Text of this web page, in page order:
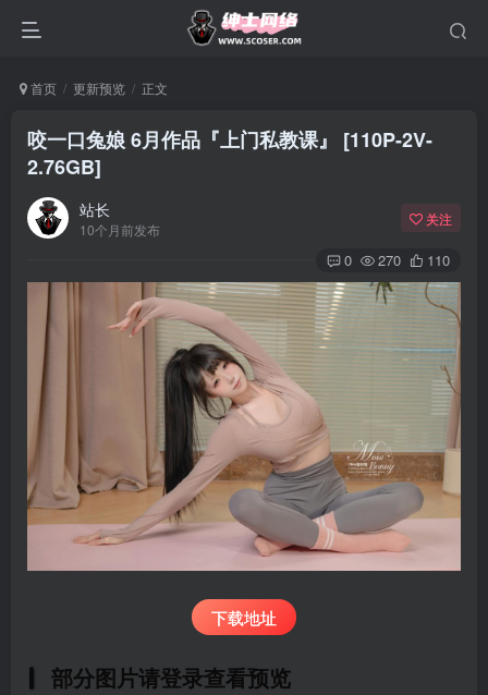
首页 更新预览 正文
咬一口兔娘 6月作品『上门私教课』 [110P-2V-
2.76GB]
站长
10个月前发布
关注
0 270 110
下载地址
部分图片请登录查看预览